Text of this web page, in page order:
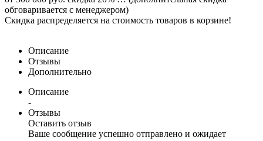
обговаривается с менеджером)
Скидка распределяется на стоимость товаров в корзине!
Описание
Отзывы
Дополнительно
Описание
-
Отзывы
Оставить отзыв
Ваше сообщение успешно отправлено и ожидает